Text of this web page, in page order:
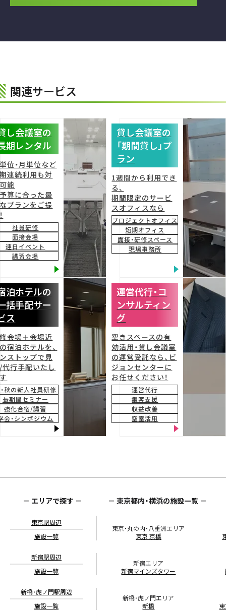
たしました。
2026.04.16
内させていただきます。予約受付中。
2026.04.07
室料20％OFF！予約受付中
涼しい会場で長時間集中できる環境をご提供します。研修・セミナ
ー・プロジェクト利用などにおすすめです。詳しくはこちらをご覧く
ださい。
2026.03.25
お知らせ 各施設の「料金・設備」ページに料金シミュレーター機能
を追加いたしました。
条件を選ぶだけで料金を確認でき、そのままお問い合わせも可能で
す。ぜひご活用くださいませ。
＜各施設のシミュレーターページはこちら＞
東京 京橋
東京駅前 東京八重洲 有楽町 西新宿
新宿マイン
ズタワー
市ヶ谷駅前 市ヶ谷 永田町駅前 東京虎ノ門
虎ノ
門溜池山王
新橋 グランデ東京浜松町 浜松町 田町
品川アネックス
横浜みなとみらい
お知らせ
2026年4月1日より『ビジョンセンター赤坂（永田町）』は
『ビジョンセンター永田町駅前』へと
施設名称を変更させていただきます。詳しくはこちら
をご確認くだ
さい。
2026.03.16
お知らせ 『ビジョンセンター東京日本橋』2026年3月28日を持ちま
して【閉館】となります。
近隣の『ビジョンセンター東京八重洲』など、他施設にてご予約承り
ます。
2026.03.13
お知らせ 『10周年記念割引』
2026年3月25日（水）より、全施設対象
で室料10％OFF！
期間中何度でもご利用いただけます！詳しくはこちらをご覧くださ
2026.02.27
』 2026年4月1日 オープン！
ビジョンセンター市ヶ谷の姉妹店として、先行予約受付中
お知らせ 『ビジョンセンター市ヶ谷
増床オープン
12F、6Fフロア・8室の増床で、計4フロア・21室のさらにフレキシブル
な貸会議室施設に
2025.12.16
関連サービス
し会議室の
期レンタル
位・月単位など
連続利用も対
能
算に合った最
プランをご提
社員研修
面接会場
連日イベント
講習会場
貸し会議室の
「期間貸し」プ
ラン
1週間から利用でき
る、
期間限定のサービ
スオフィスなら
プロジェクトオフィス
短期オフィス
面接・研修スペース
現場事務所
泊ホテルの
括手配サー
ス
会場＋会場近
宿泊ホテルを、
ストップで見
代行手配いたし
秋の新人社員研修
長期間セミナー
強化合宿/講習
会・シンポジウム
運営代行・コ
ンサルティン
グ
空きスペースの有
効活用・貸し会議室
の運営受託なら、ビ
ジョンセンターに
お任せください！
運営代行
集客支援
収益改善
空室活用
－ エリアで探す － － 東京都内・横浜の施設一覧 －
東京駅周辺
施設一覧
東京・丸の内・八重洲エリア
東京 京橋
新宿駅周辺
施設一覧
新宿エリア
新宿マインズタワー
新橋・虎ノ門駅周辺
施設一覧
新橋・虎ノ門エリア
新橋